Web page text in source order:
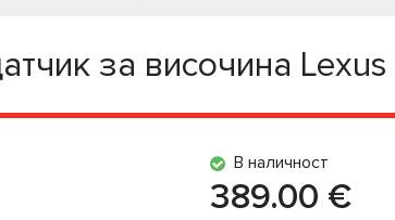
за височина
В наличност
389.00 €